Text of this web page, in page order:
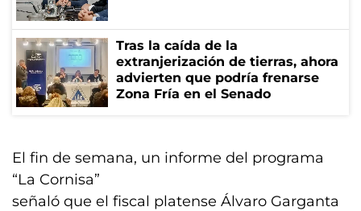
Tras la caída de la
extranjerización de tierras, ahora
advierten que podría frenarse
Zona Fría en el Senado
El fin de semana, un informe del programa
“La Cornisa”
señaló que el fiscal platense Álvaro Garganta